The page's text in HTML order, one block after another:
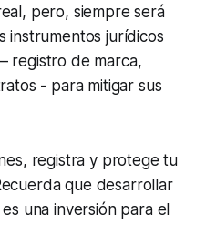
pero, siempre será
instrumentos jurídicos
registro de marca,
- para mitigar sus
registra y protege tu
que desarrollar
una inversión para el